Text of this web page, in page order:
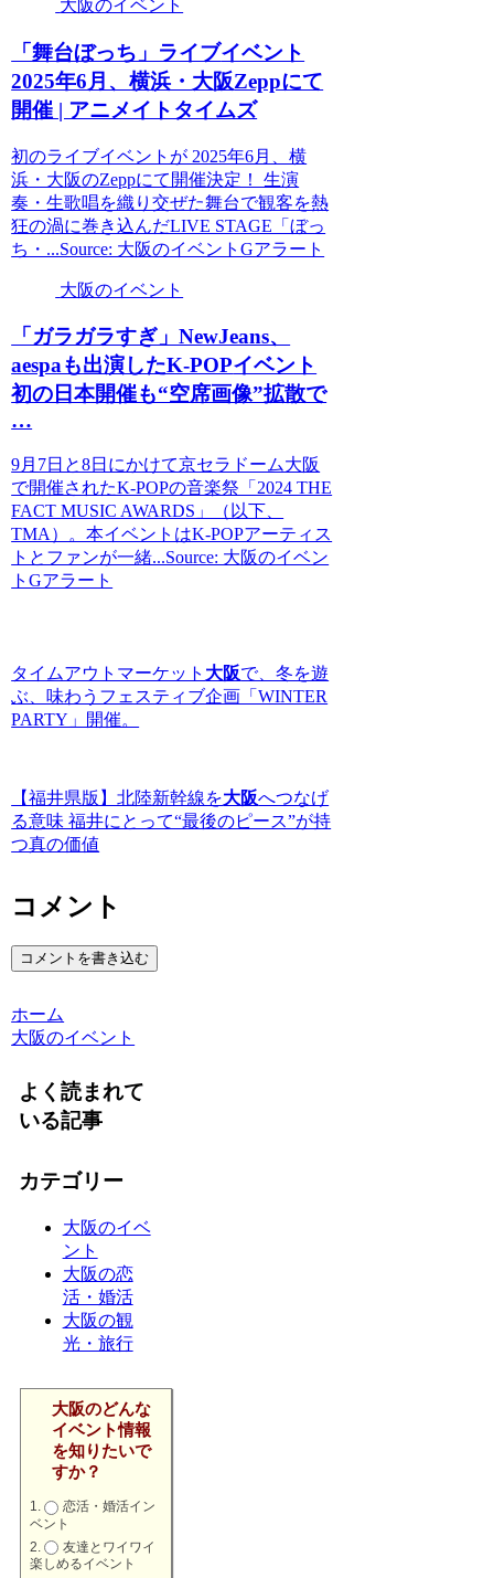
大阪のイベント
「舞台ぼっち」ライブイベント
2025年6月、横浜・ 大阪Zeppにて
開催 | アニメイトタイムズ
初のライブイベントが 2025年6月、横
浜・大阪のZeppにて開催決定！ 生演
奏・生歌唱を織り交ぜた舞台で観客を熱
狂の渦に巻き込んだLIVE STAGE「ぼっ
ち・...Source: 大阪のイベントGアラート
大阪のイベント
「ガラガラすぎ」NewJeans、
aespaも出演したK-POPイベント
初の日本開催も“空席画像”拡散で
…
9月7日と8日にかけて京セラドーム大阪
で開催されたK-POPの音楽祭「2024 THE
FACT MUSIC AWARDS」（以下、
TMA）。本イベントはK-POPアーティス
トとファンが一緒...Source: 大阪のイベン
トGアラート
タイムアウトマーケット 大阪で、冬を遊
ぶ、味わうフェスティブ企画「WINTER
PARTY」開催。
【福井県版】北陸新幹線を大阪へつなげ
る意味 福井にとって“最後のピース”が持
つ真の価値
コメント
コメントを書き込む
ホーム
大阪のイベント
よく読まれて
いる記事
カテゴリー
大阪のイベ
ント
大阪の恋
活・婚活
大阪の観
光・旅行
大阪のどんな
イベント情報
を知りたいで
すか？
恋活・婚活イン
ベント
友達とワイワイ
楽しめるイベント